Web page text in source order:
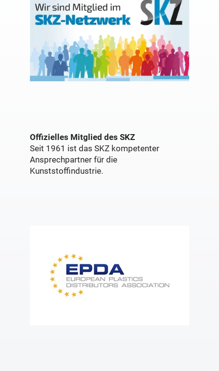
Offizielles Mitglied des SKZ
Seit 1961 ist das SKZ kompetenter
Ansprechpartner für die
Kunststoffindustrie.